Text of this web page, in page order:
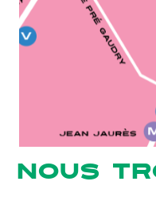
NOUS